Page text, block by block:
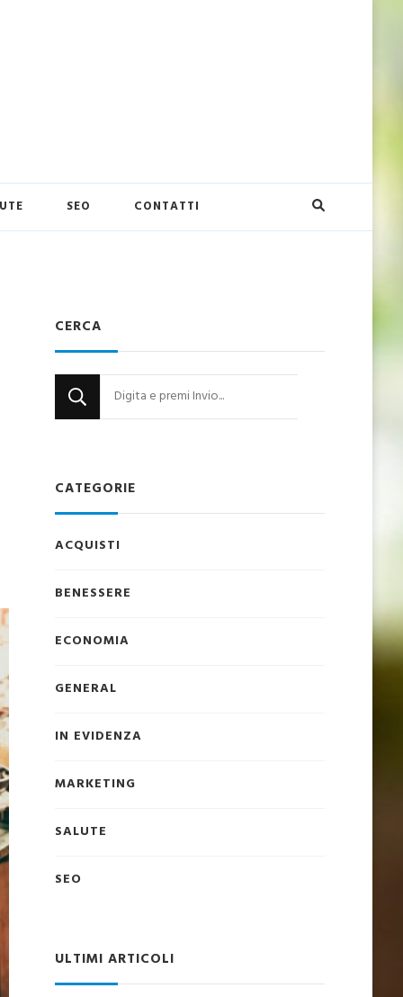
SEO CONTATTI
CERCA
Cerchi
qualcosa?
CATEGORIE
ACQUISTI
BENESSERE
ECONOMIA
GENERAL
IN EVIDENZA
MARKETING
SALUTE
SEO
ULTIMI ARTICOLI